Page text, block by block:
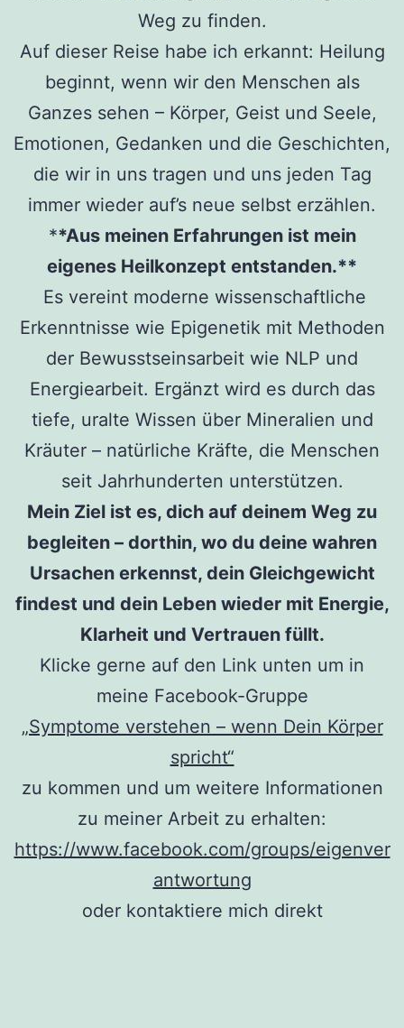
Weg zu finden.
Auf dieser Reise habe ich erkannt: Heilung
beginnt, wenn wir den Menschen als
Ganzes sehen – Körper, Geist und Seele,
Emotionen, Gedanken und die Geschichten,
die wir in uns tragen und uns jeden Tag
immer wieder auf’s neue selbst erzählen.
**Aus meinen Erfahrungen ist mein
eigenes Heilkonzept entstanden.**
Es vereint moderne wissenschaftliche
Erkenntnisse wie Epigenetik mit Methoden
der Bewusstseinsarbeit wie NLP und
Energiearbeit. Ergänzt wird es durch das
tiefe, uralte Wissen über Mineralien und
Kräuter – natürliche Kräfte, die Menschen
seit Jahrhunderten unterstützen.
Mein Ziel ist es, dich auf deinem Weg zu
begleiten – dorthin, wo du deine wahren
Ursachen erkennst, dein Gleichgewicht
findest und dein Leben wieder mit Energie,
Klarheit und Vertrauen füllt.
Klicke gerne auf den Link unten um in
meine Facebook-Gruppe
„Symptome verstehen – wenn Dein Körper
spricht“
zu kommen und um weitere Informationen
zu meiner Arbeit zu erhalten:
https://www.facebook.com/groups/eigenver
antwortung
oder kontaktiere mich direkt